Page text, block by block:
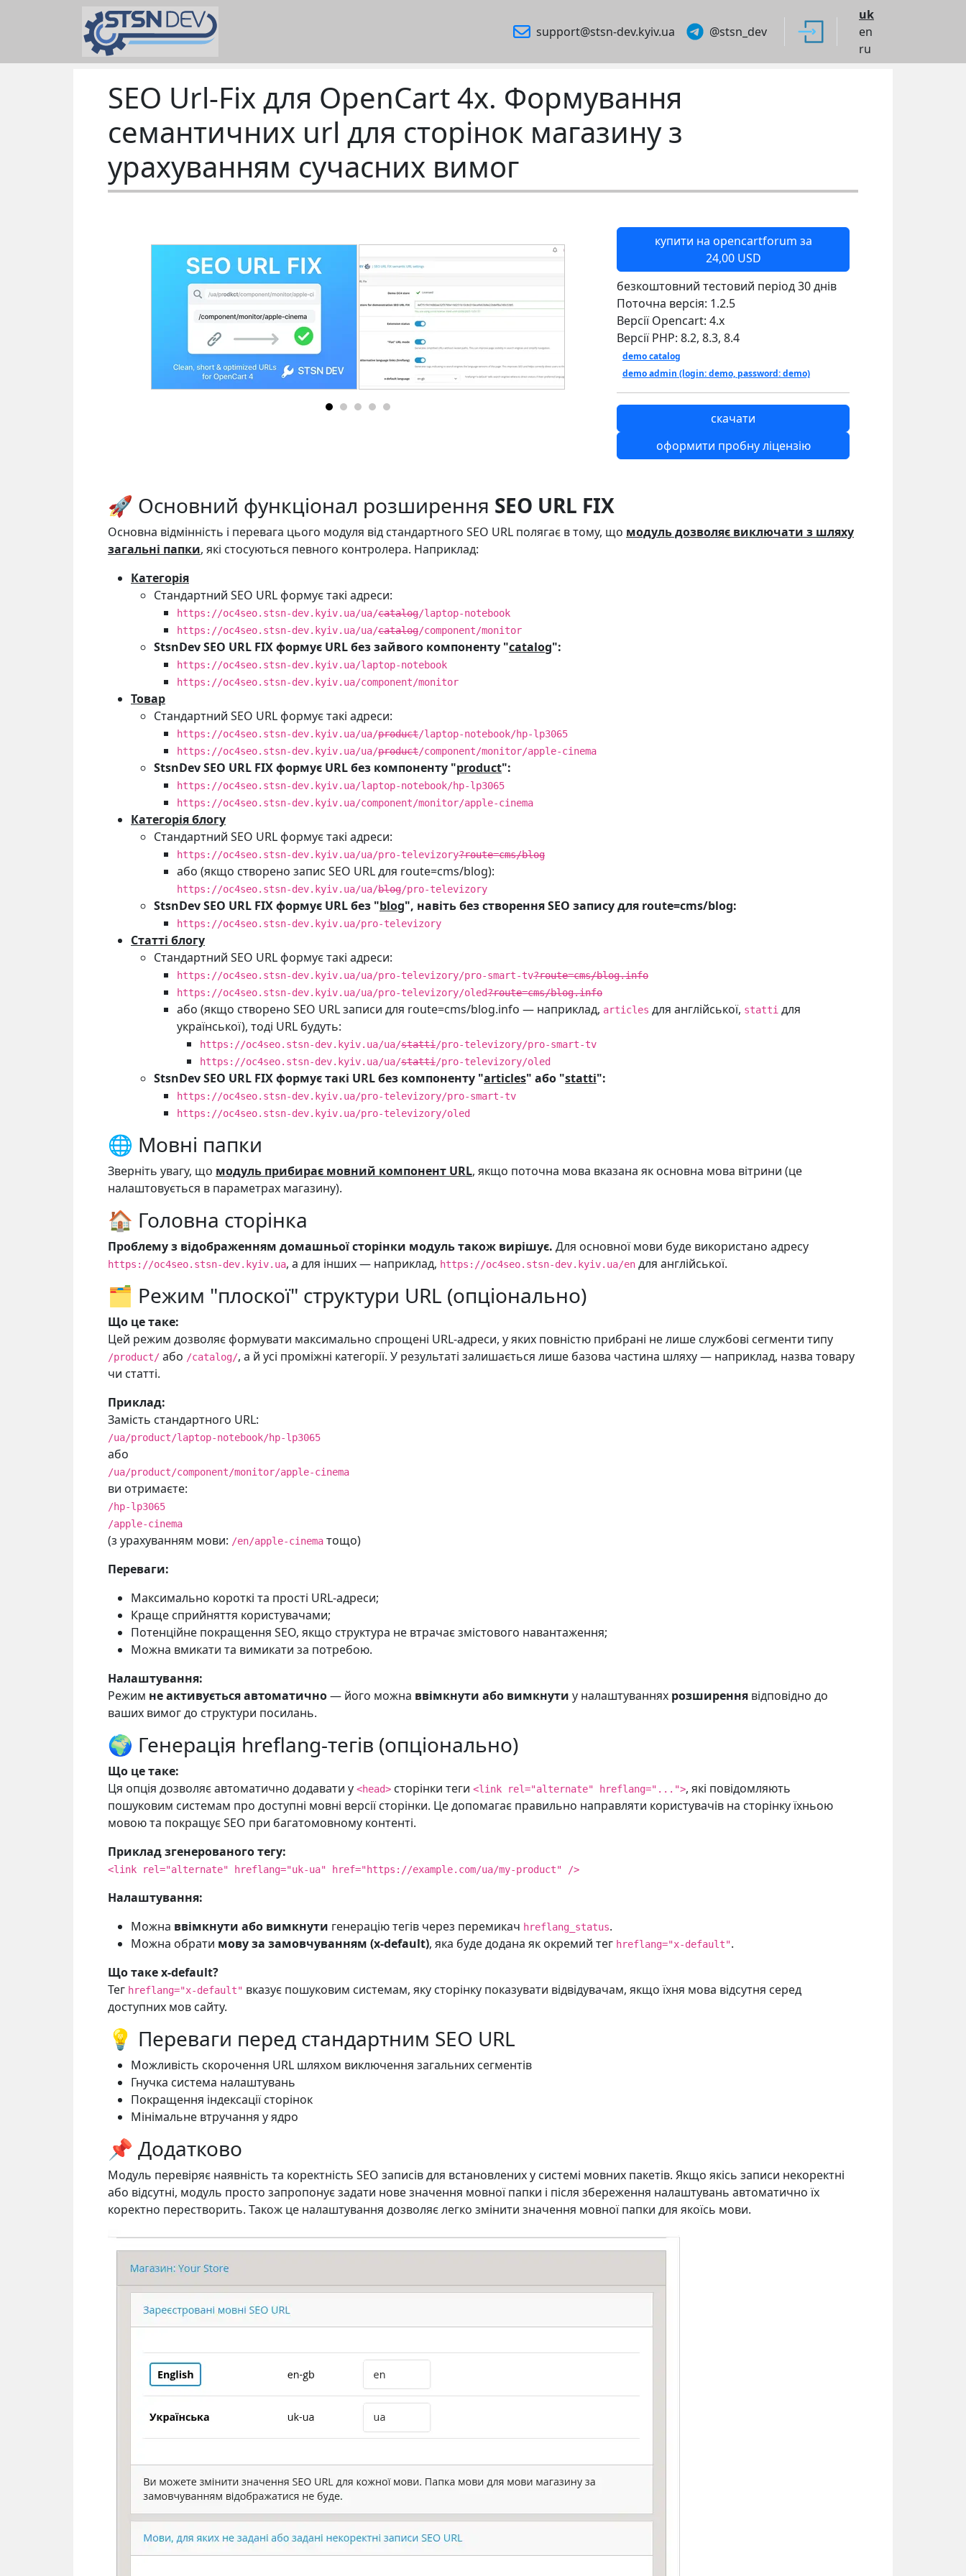
support@stsn-dev.kyiv.ua @stsn_dev
uk
en
ru
SEO Url-Fix для OpenCart 4x. Формування
семантичних url для сторінок магазину з
урахуванням сучасних вимог
купити на opencartforum за
24,00 USD
безкоштовний тестовий період 30 днів
Поточна версія: 1.2.5
Версії Opencart:4.x
Версії PHP:8.2, 8.3, 8.4
demo catalog
demo admin (login: demo, password: demo)
скачати
оформити пробну ліцензію
🚀 Основний функціонал розширення SEO URL FIX
Основна відмінність і перевага цього модуля від стандартного SEO URL полягає в тому, що модуль дозволяє виключати з шляху
загальні папки, які стосуються певного контролера. Наприклад:
Категорія
Стандартний SEO URL формує такі адреси:
https://oc4seo.stsn-dev.kyiv.ua/ua/catalog/laptop-notebook
https://oc4seo.stsn-dev.kyiv.ua/ua/catalog/component/monitor
StsnDev SEO URL FIX формує URL без зайвого компоненту "catalog":
https://oc4seo.stsn-dev.kyiv.ua/laptop-notebook
https://oc4seo.stsn-dev.kyiv.ua/component/monitor
Товар
Стандартний SEO URL формує такі адреси:
https://oc4seo.stsn-dev.kyiv.ua/ua/product/laptop-notebook/hp-lp3065
https://oc4seo.stsn-dev.kyiv.ua/ua/product/component/monitor/apple-cinema
StsnDev SEO URL FIX формує URL без компоненту "product":
https://oc4seo.stsn-dev.kyiv.ua/laptop-notebook/hp-lp3065
https://oc4seo.stsn-dev.kyiv.ua/component/monitor/apple-cinema
Категорія блогу
Стандартний SEO URL формує такі адреси:
https://oc4seo.stsn-dev.kyiv.ua/ua/pro-televizory?route=cms/blog
або (якщо створено запис SEO URL для route=cms/blog):
https://oc4seo.stsn-dev.kyiv.ua/ua/blog/pro-televizory
StsnDev SEO URL FIX формує URL без "blog", навіть без створення SEO запису для route=cms/blog:
https://oc4seo.stsn-dev.kyiv.ua/pro-televizory
Статті блогу
Стандартний SEO URL формує такі адреси:
https://oc4seo.stsn-dev.kyiv.ua/ua/pro-televizory/pro-smart-tv?route=cms/blog.info
https://oc4seo.stsn-dev.kyiv.ua/ua/pro-televizory/oled?route=cms/blog.info
або (якщо створено SEO URL записи для route=cms/blog.info — наприклад, articles для англійської, statti для
української), тоді URL будуть:
https://oc4seo.stsn-dev.kyiv.ua/ua/statti/pro-televizory/pro-smart-tv
https://oc4seo.stsn-dev.kyiv.ua/ua/statti/pro-televizory/oled
StsnDev SEO URL FIX формує такі URL без компоненту "articles" або "statti":
https://oc4seo.stsn-dev.kyiv.ua/pro-televizory/pro-smart-tv
https://oc4seo.stsn-dev.kyiv.ua/pro-televizory/oled
🌐 Мовні папки
Зверніть увагу, що модуль прибирає мовний компонент URL, якщо поточна мова вказана як основна мова вітрини (це
налаштовується в параметрах магазину).
🏠 Головна сторінка
Проблему з відображенням домашньої сторінки модуль також вирішує. Для основної мови буде використано адресу
https://oc4seo.stsn-dev.kyiv.ua, а для інших — наприклад, https://oc4seo.stsn-dev.kyiv.ua/en для англійської.
🗂️ Режим "плоскої" структури URL (опціонально)
Що це таке:
Цей режим дозволяє формувати максимально спрощені URL-адреси, у яких повністю прибрані не лише службові сегменти типу
/product/ або /catalog/, а й усі проміжні категорії. У результаті залишається лише базова частина шляху — наприклад, назва товару
чи статті.
Приклад:
Замість стандартного URL:
/ua/product/laptop-notebook/hp-lp3065
або
/ua/product/component/monitor/apple-cinema
ви отримаєте:
/hp-lp3065
/apple-cinema
(з урахуванням мови: /en/apple-cinema тощо)
Переваги:
Максимально короткі та прості URL-адреси;
Краще сприйняття користувачами;
Потенційне покращення SEO, якщо структура не втрачає змістового навантаження;
Можна вмикати та вимикати за потребою.
Налаштування:
Режим не активується автоматично— його можна ввімкнути або вимкнути у налаштуваннях розширення відповідно до
ваших вимог до структури посилань.
🌍 Генерація hreflang-тегів (опціонально)
Що це таке:
Ця опція дозволяє автоматично додавати у <head> сторінки теги <link rel="alternate" hreflang="...">, які повідомляють
пошуковим системам про доступні мовні версії сторінки. Це допомагає правильно направляти користувачів на сторінку їхньою
мовою та покращує SEO при багатомовному контенті.
Приклад згенерованого тегу:
<link rel="alternate" hreflang="uk-ua" href="https://example.com/ua/my-product" />
Налаштування:
Можна ввімкнути або вимкнути генерацію тегів через перемикач hreflang_status.
Можна обрати мову за замовчуванням (x-default), яка буде додана як окремий тег hreflang="x-default".
Що таке x-default?
Тег hreflang="x-default" вказує пошуковим системам, яку сторінку показувати відвідувачам, якщо їхня мова відсутня серед
доступних мов сайту.
💡 Переваги перед стандартним SEO URL
Можливість скорочення URL шляхом виключення загальних сегментів
Гнучка система налаштувань
Покращення індексації сторінок
Мінімальне втручання у ядро
📌 Додатково
Модуль перевіряє наявність та коректність SEO записів для встановлених у системі мовних пакетів. Якщо якісь записи некоректні
або відсутні, модуль просто запропонує задати нове значення мовної папки і після збереження налаштувань автоматично їх
коректно перестворить. Також це налаштування дозволяє легко змінити значення мовної папки для якоїсь мови.